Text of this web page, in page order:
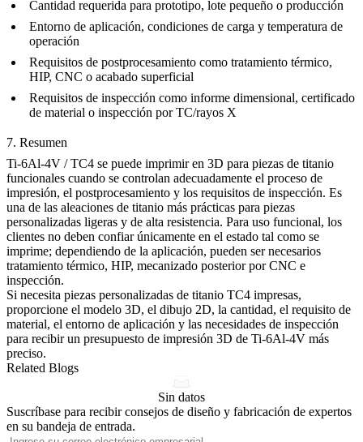
Cantidad requerida para prototipo, lote pequeño o producción
Entorno de aplicación, condiciones de carga y temperatura de
operación
Requisitos de postprocesamiento como tratamiento térmico,
HIP, CNC o acabado superficial
Requisitos de inspección como informe dimensional, certificado
de material o inspección por TC/rayos X
7. Resumen
Ti-6Al-4V / TC4 se puede imprimir en 3D para piezas de titanio
funcionales cuando se controlan adecuadamente el proceso de
impresión, el postprocesamiento y los requisitos de inspección. Es
una de las aleaciones de titanio más prácticas para piezas
personalizadas ligeras y de alta resistencia. Para uso funcional, los
clientes no deben confiar únicamente en el estado tal como se
imprime; dependiendo de la aplicación, pueden ser necesarios
tratamiento térmico, HIP, mecanizado posterior por CNC e
inspección.
Si necesita piezas personalizadas de titanio TC4 impresas,
proporcione el modelo 3D, el dibujo 2D, la cantidad, el requisito de
material, el entorno de aplicación y las necesidades de inspección
para recibir un presupuesto de impresión 3D de Ti-6Al-4V más
preciso.
Related Blogs
Sin datos
Suscríbase para recibir consejos de diseño y fabricación de expertos
en su bandeja de entrada.